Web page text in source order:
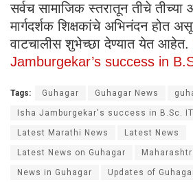
सर्वच सामाजिक स्तरातून तीचे
मार्गदर्शक शिक्षकांचे अभिनंदन होत
वाटचालीस शुभेच्छा देण्यात येत आहेत.
Jamburgekar’s success in
Tags: Guhagar Guhagar News
Isha Jamburgekar's success in B.Sc.
Latest Marathi News Latest News
Latest News on Guhagar
News in Guhagar Updates of